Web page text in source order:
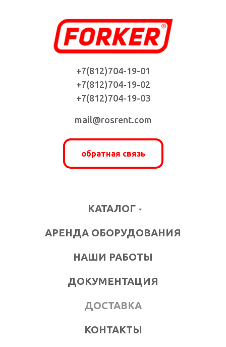
+7(812)704-19-01
+7(812)704-19-02
+7(812)704-19-03
mail@rosrent.com
обратная связь
КАТАЛОГ
АРЕНДА ОБОРУДОВАНИЯ
НАШИ РАБОТЫ
ДОКУМЕНТАЦИЯ
ДОСТАВКА
КОНТАКТЫ